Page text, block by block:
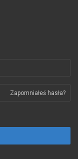
Zapomniałeś hasła?